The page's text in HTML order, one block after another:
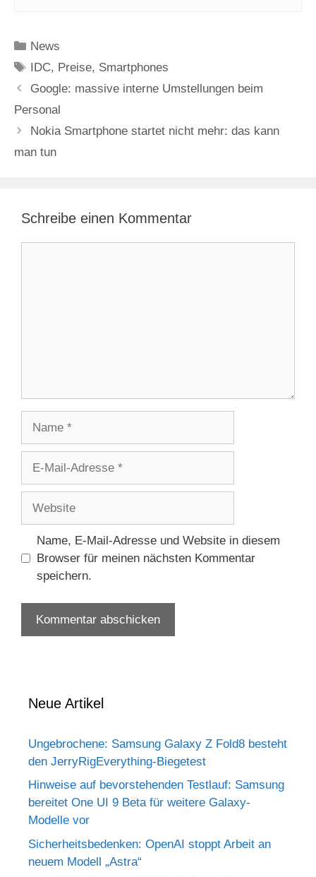
Kategorien
News
Schlagwörter
IDC, Preise, Smartphones
Google: massive interne Umstellungen beim
Personal
Nokia Smartphone startet nicht mehr: das kann
man tun
Schreibe einen Kommentar
Adresse
Name, E-Mail-Adresse und Website in diesem
Browser für meinen nächsten Kommentar
speichern.
Neue Artikel
Ungebrochene: Samsung Galaxy Z Fold8 besteht
den JerryRigEverything-Biegetest
Hinweise auf bevorstehenden Testlauf: Samsung
bereitet One UI 9 Beta für weitere Galaxy-
Modelle vor
Sicherheitsbedenken: OpenAI stoppt Arbeit an
neuem Modell „Astra“